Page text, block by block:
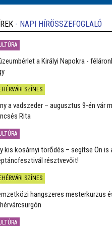
- NAPI HÍRÖSSZEFOGLALÓ
a Királyi Napokra -
SZÍNES
a vadszeder – augusztus 9-én vár
Rita
kis kosárnyi törődés – segítse Ön is
résztvevőit!
SZÍNES
hangszeres mesterkurzus